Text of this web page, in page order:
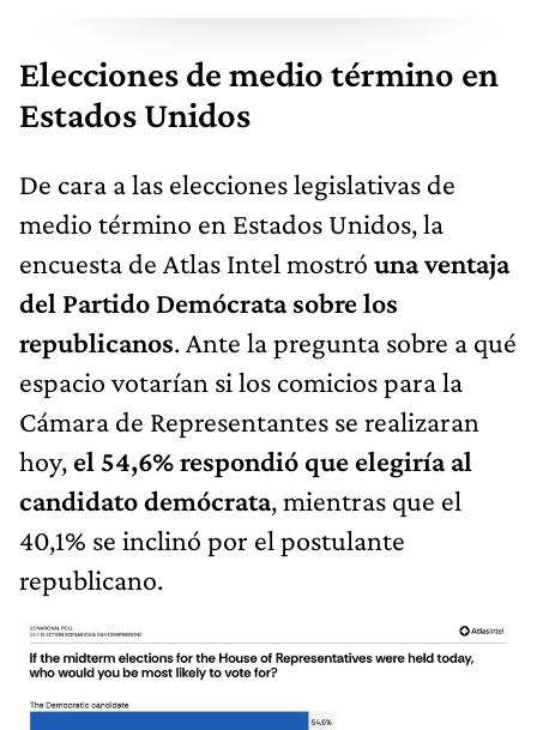
Elecciones de medio término en
Estados Unidos
De cara a las elecciones legislativas de
medio término en Estados Unidos, la
encuesta de Atlas Intel mostró una ventaja
del Partido Demócrata sobre los
republicanos. Ante la pregunta sobre a qué
espacio votarían si los comicios para la
Cámara de Representantes se realizaran
hoy, el 54,6% respondió que elegiría al
candidato demócrata, mientras que el
40,1% se inclinó por el postulante
republicano.